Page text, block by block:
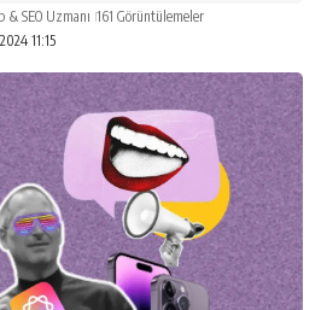
11:15
& SEO Uzmanı 161 Görüntülemeler